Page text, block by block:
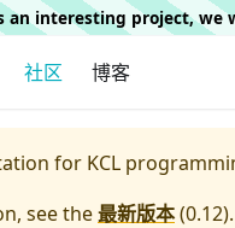
an interesting project,
社区 博客
for KCL
see the最新版本(0.12).